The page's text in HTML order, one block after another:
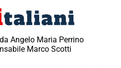
Angelo Maria Perrino
Marco Scotti